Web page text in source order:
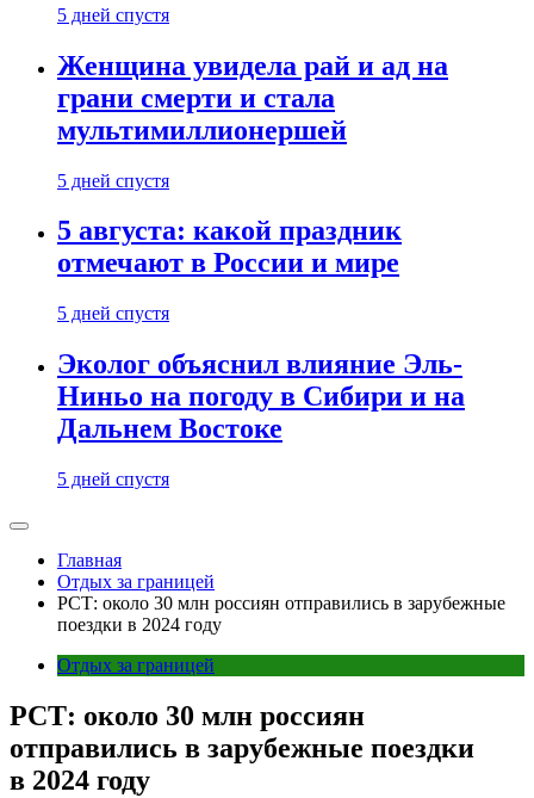
5 дней спустя
Женщина увидела рай и ад на
грани смерти и стала
мультимиллионершей
5 дней спустя
5 августа: какой праздник
отмечают в России и мире
5 дней спустя
Эколог объяснил влияние Эль-
Ниньо на погоду в Сибири и на
Дальнем Востоке
5 дней спустя
Главная
Отдых за границей
РСТ: около 30 млн россиян отправились в зарубежные
поездки в 2024 году
Отдых за границей
РСТ: около 30 млн россиян
отправились в зарубежные поездки
в 2024 году